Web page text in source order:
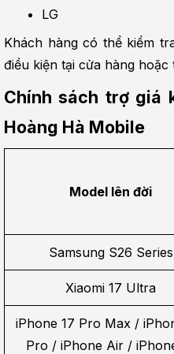
LG
Khách hàng có thể kiểm
điều kiện tại cửa hàng
Chính sách trợ giá
Hoàng Hà Mobile
Model lên đời
Samsung S26 Series
Xiaomi 17 Ultra
iPhone 17 Pro Max /
Pro / iPhone Air /